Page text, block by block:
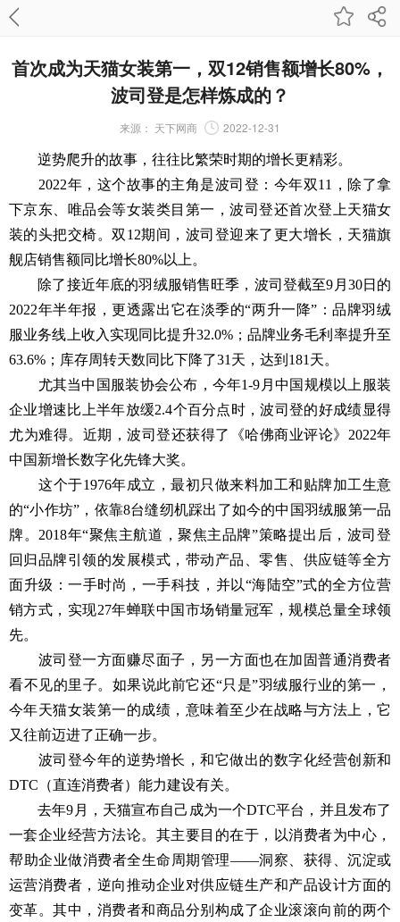
首次成为天猫女装第一，双12销售额增长80%，
波司登是怎样炼成的？
来源： 天下网商 2022-12-31
逆势爬升的故事，往往比繁荣时期的增长更精彩。
2022年，这个故事的主角是波司登：今年双11，除了拿
下京东、唯品会等女装类目第一，波司登还首次登上天猫女
装的头把交椅。双12期间，波司登迎来了更大增长，天猫旗
舰店销售额同比增长80%以上。
除了接近年底的羽绒服销售旺季，波司登截至9月30日的
2022年半年报，更透露出它在淡季的“两升一降”：品牌羽绒
服业务线上收入实现同比提升32.0%；品牌业务毛利率提升至
63.6%；库存周转天数同比下降了31天，达到181天。
尤其当中国服装协会公布，今年1-9月中国规模以上服装
企业增速比上半年放缓2.4个百分点时，波司登的好成绩显得
尤为难得。近期，波司登还获得了《哈佛商业评论》2022年
中国新增长数字化先锋大奖。
这个于1976年成立，最初只做来料加工和贴牌加工生意
的“小作坊”，依靠8台缝纫机踩出了如今的中国羽绒服第一品
牌。2018年“聚焦主航道，聚焦主品牌”策略提出后，波司登
回归品牌引领的发展模式，带动产品、零售、供应链等全方
面升级：一手时尚，一手科技，并以“海陆空”式的全方位营
销方式，实现27年蝉联中国市场销量冠军，规模总量全球领
先。
波司登一方面赚尽面子，另一方面也在加固普通消费者
看不见的里子。如果说此前它还“只是”羽绒服行业的第一，
今年天猫女装第一的成绩，意味着至少在战略与方法上，它
又往前迈进了正确一步。
波司登今年的逆势增长，和它做出的数字化经营创新和
DTC（直连消费者）能力建设有关。
去年9月，天猫宣布自己成为一个DTC平台，并且发布了
一套企业经营方法论。其主要目的在于，以消费者为中心，
帮助企业做消费者全生命周期管理——洞察、获得、沉淀或
运营消费者，逆向推动企业对供应链生产和产品设计方面的
变革。其中，消费者和商品分别构成了企业滚滚向前的两个